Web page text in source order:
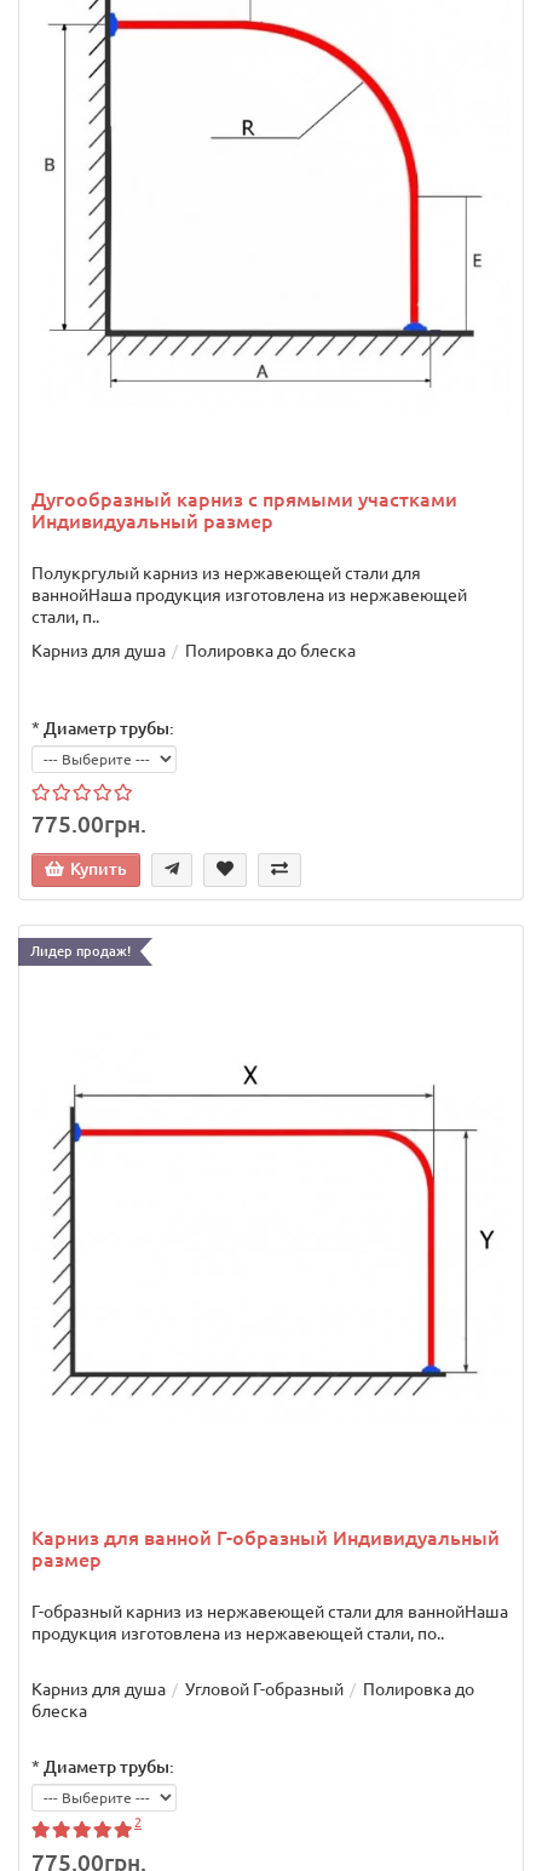
Дугообразный карниз с прямыми участками
Индивидуальный размер
Полукргулый карниз из нержавеющей стали для
ваннойНаша продукция изготовлена из нержавеющей
стали, п..
Карниз для душа
Полировка до блеска
* Диаметр трубы:
775.00грн.
Купить
Лидер продаж!
Карниз для ванной Г-образный Индивидуальный
размер
Г-образный карниз из нержавеющей стали для ваннойНаша
продукция изготовлена из нержавеющей стали, по..
Карниз для душа Угловой Г-образный
Полировка до
блеска
* Диаметр трубы:
2
775.00грн.